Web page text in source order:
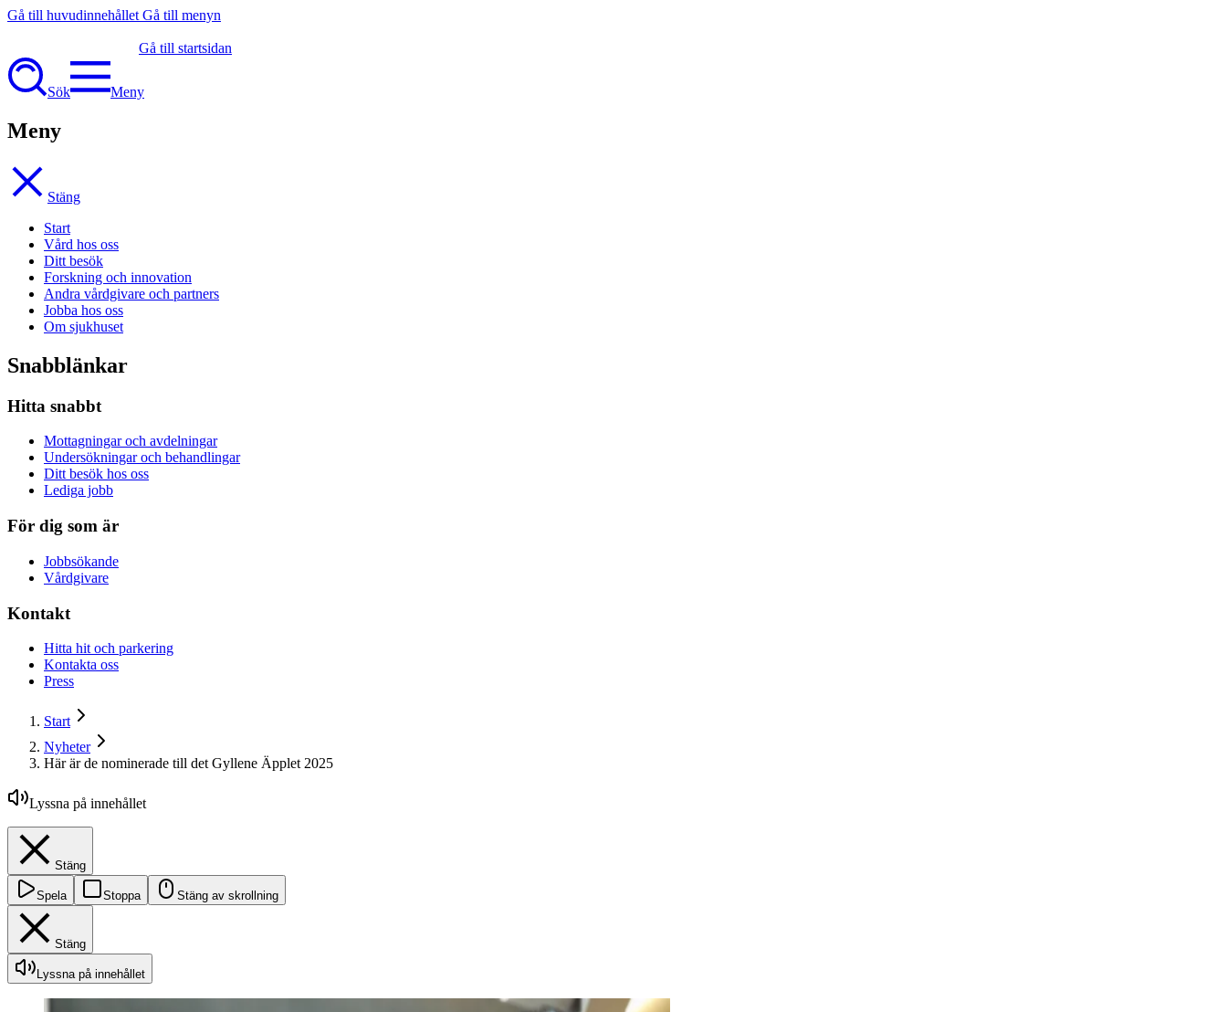
Gå till huvudinnehållet Gå till menyn
Gå till startsidan
Sök Meny
Meny
Stäng
Start
Vård hos oss
Ditt besök
Forskning och innovation
Andra vårdgivare och partners
Jobba hos oss
Om sjukhuset
Snabblänkar
Hitta snabbt
Mottagningar och avdelningar
Undersökningar och behandlingar
Ditt besök hos oss
Lediga jobb
För dig som är
Jobbsökande
Vårdgivare
Kontakt
Hitta hit och parkering
Kontakta oss
Press
Start
Nyheter
Här är de nominerade till det Gyllene Äpplet 2025
Lyssna på innehållet
Stäng
Spela Stoppa Stäng av skrollning
Stäng
Lyssna på innehållet